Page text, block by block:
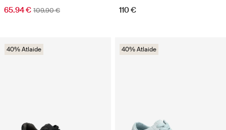
65.94 € 109.90 € 110 €
40% Atlaide 40% Atlaide